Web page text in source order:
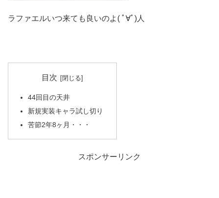
ラファエルいつ来ても良いのよ( ﾟ∀ﾟ)人
目次
44回目の天井
新規実装キャラ試し切り
苦節2年8ヶ月・・・
スポンサーリンク